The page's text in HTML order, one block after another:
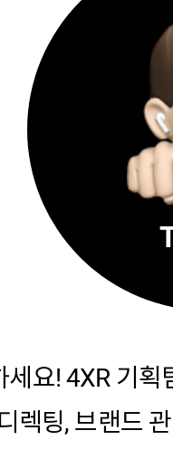
세요! 4XR 기
렉팅, 브랜드